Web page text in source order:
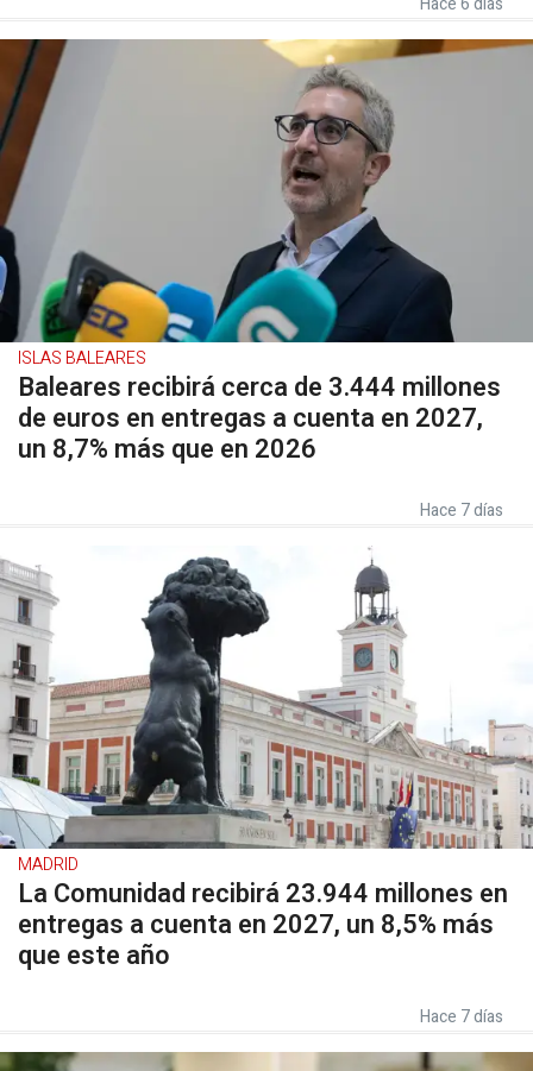
ISLAS BALEARES
Baleares recibirá cerca de 3.444 millones
de euros en entregas a cuenta en 2027,
un 8,7% más que en 2026
Hace 7 días
MADRID
La Comunidad recibirá 23.944 millones en
entregas a cuenta en 2027, un 8,5% más
que este año
Hace 7 días